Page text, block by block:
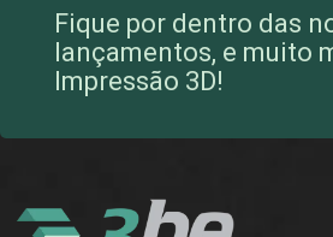
Fique por dentro das
lançamentos, e muito
Impressão 3D!